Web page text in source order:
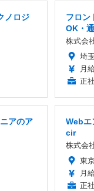
ノロジ
フロン
OK・
株式会
埼
月
正
アのア
Webエ
cir
株式会
東
月
正